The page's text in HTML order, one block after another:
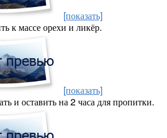
[показать]
к массе орехи и ликёр.
[показать]
и оставить на 2 часа для пропитки.